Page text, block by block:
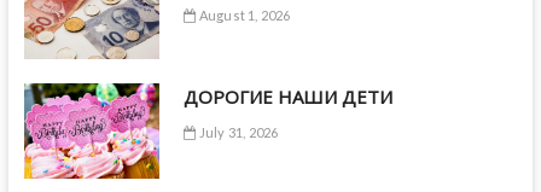
August 1, 2026
ДОРОГИЕ НАШИ ДЕТИ
July 31, 2026